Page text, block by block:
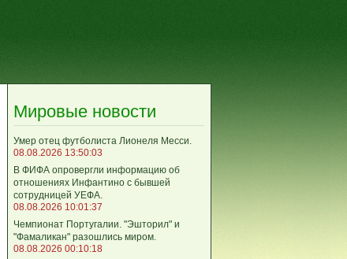
Мировые новости
Умер отец футболиста Лионеля Месси.
08.08.2026 13:50:03
В ФИФА опровергли информацию об
отношениях Инфантино с бывшей
сотрудницей УЕФА.
08.08.2026 10:01:37
Чемпионат Португалии. "Эшторил" и
"Фамаликан" разошлись миром.
08.08.2026 00:10:18